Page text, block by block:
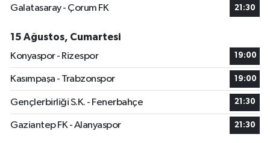
Galatasaray - Çorum FK
21:30
15 Ağustos, Cumartesi
Konyaspor - Rizespor
19:00
Kasımpaşa - Trabzonspor 19:00
Gençlerbirliği S.K. - Fenerbahçe 21:30
Gaziantep FK - Alanyaspor 21:30